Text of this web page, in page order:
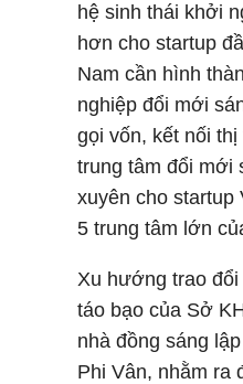
hệ sinh thái khởi
hơn cho startup
Nam cần hình
nghiệp đổi mới
gọi vốn, kết nối
trung tâm đổi mới
xuyên cho
5 trung tâm lớn
Xu hướng trao
táo bạo của Sở
nhà đồng sáng
Phi Vân, nhằm ra